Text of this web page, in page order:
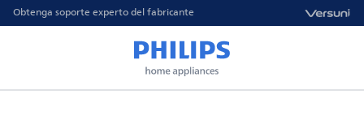
Obtenga soporte experto del fabricante